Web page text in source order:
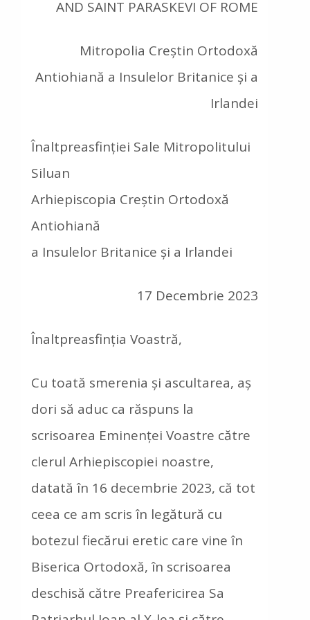
AND SAINT PARASKEVI OF ROME
Mitropolia Creștin Ortodoxă
Antiohiană a Insulelor Britanice și a
Irlandei
Înaltpreasfinției Sale Mitropolitului
Siluan
Arhiepiscopia Creștin Ortodoxă
Antiohiană
a Insulelor Britanice și a Irlandei
17 Decembrie 2023
Înaltpreasfinția Voastră,
Cu toată smerenia și ascultarea, aș
dori să aduc ca răspuns la
scrisoarea Eminenței Voastre către
clerul Arhiepiscopiei noastre,
datată în 16 decembrie 2023, că tot
ceea ce am scris în legătură cu
botezul fiecărui eretic care vine în
Biserica Ortodoxă, în scrisoarea
deschisă către Preafericirea Sa